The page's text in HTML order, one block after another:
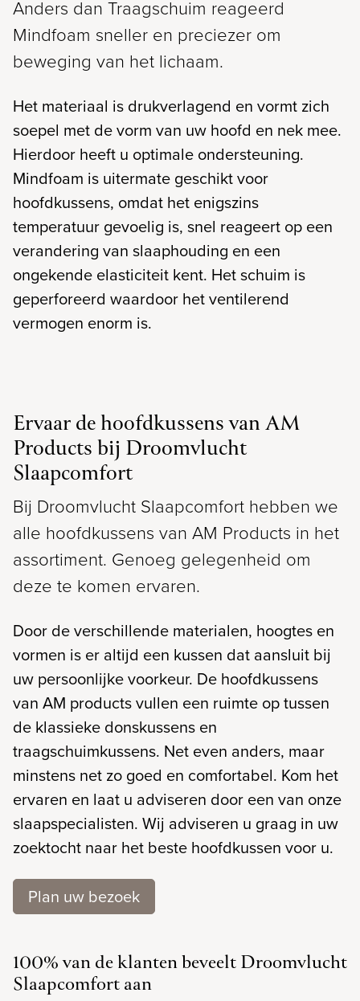
Anders dan Traagschuim reageerd
Mindfoam sneller en preciezer om
beweging van het lichaam.
Het materiaal is drukverlagend en vormt zich
soepel met de vorm van uw hoofd en nek mee.
Hierdoor heeft u optimale ondersteuning.
Mindfoam is uitermate geschikt voor
hoofdkussens, omdat het enigszins
temperatuur gevoelig is, snel reageert op een
verandering van slaaphouding en een
ongekende elasticiteit kent. Het schuim is
geperforeerd waardoor het ventilerend
vermogen enorm is.
Ervaar de hoofdkussens van AM
Products bij Droomvlucht
Slaapcomfort
Bij Droomvlucht Slaapcomfort hebben we
alle hoofdkussens van AM Products in het
assortiment. Genoeg gelegenheid om
deze te komen ervaren.
Door de verschillende materialen, hoogtes en
vormen is er altijd een kussen dat aansluit bij
uw persoonlijke voorkeur. De hoofdkussens
van AM products vullen een ruimte op tussen
de klassieke donskussens en
traagschuimkussens. Net even anders, maar
minstens net zo goed en comfortabel. Kom het
ervaren en laat u adviseren door een van onze
slaapspecialisten. Wij adviseren u graag in uw
zoektocht naar het beste hoofdkussen voor u.
Plan uw bezoek
100% van de klanten beveelt Droomvlucht
Slaapcomfort aan